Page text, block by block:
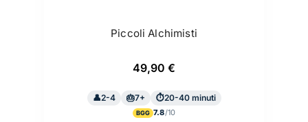
Piccoli Alchimisti
49,90 €
2-4 7+ 20-40 minuti
BGG 7.8